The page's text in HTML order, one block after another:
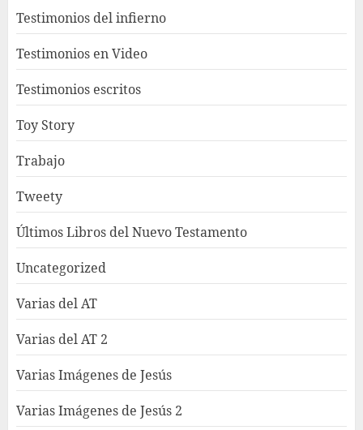
Testimonios del infierno
Testimonios en Video
Testimonios escritos
Toy Story
Trabajo
Tweety
Últimos Libros del Nuevo Testamento
Uncategorized
Varias del AT
Varias del AT 2
Varias Imágenes de Jesús
Varias Imágenes de Jesús 2